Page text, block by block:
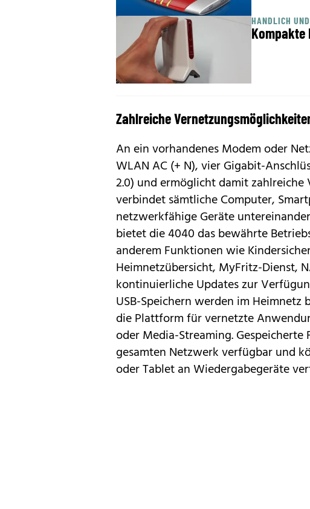
HANDLICH
Kompakte
Zahlreiche
An ein vorhandenes Modem oder
WLAN AC (+ N), vier Gigabit-
2.0) und ermöglicht damit zahlreiche
verbindet sämtliche Computer,
netzwerkfähige Geräte
bietet die 4040 das bewährte
anderem Funktionen wie
Heimnetzübersicht, MyFritz-Dienst,
kontinuierliche Updates zur
USB-Speichern werden im
die Plattform für vernetzte
oder Media-Streaming.
gesamten Netzwerk verfügbar und
oder Tablet an Wiedergabegeräte